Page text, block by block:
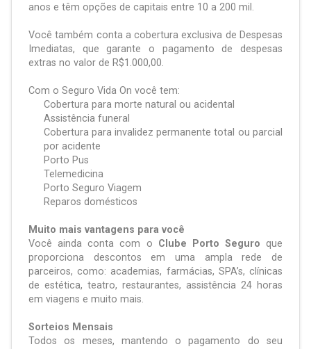
anos e têm opções de capitais entre 10 a 200 mil.
Você também conta a cobertura exclusiva de Despesas
Imediatas, que garante o pagamento de despesas
extras no valor de R$1.000,00.
Com o Seguro Vida On você tem:
Cobertura para morte natural ou acidental
Assistência funeral
Cobertura para invalidez permanente total ou parcial
por acidente
Porto Pus
Telemedicina
Porto Seguro Viagem
Reparos domésticos
Muito mais vantagens para você
Você ainda conta com o Clube Porto Seguro que
proporciona descontos em uma ampla rede de
parceiros, como: academias, farmácias, SPA’s, clínicas
de estética, teatro, restaurantes, assistência 24 horas
em viagens e muito mais.
Sorteios Mensais
Todos os meses, mantendo o pagamento do seu